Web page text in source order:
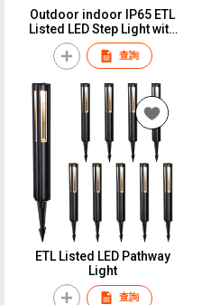
Outdoor indoor IP65 ETL
Listed LED Step Light with
Sensor
查詢
ETL Listed LED Pathway
Light
查詢